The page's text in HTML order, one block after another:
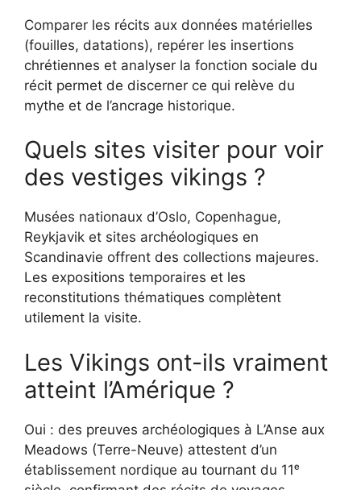
Comparer les récits aux données matérielles
(fouilles, datations), repérer les insertions
chrétiennes et analyser la fonction sociale du
récit permet de discerner ce qui relève du
mythe et de l’ancrage historique.
Quels sites visiter pour voir
des vestiges vikings ?
Musées nationaux d’Oslo, Copenhague,
Reykjavik et sites archéologiques en
Scandinavie offrent des collections majeures.
Les expositions temporaires et les
reconstitutions thématiques complètent
utilement la visite.
Les Vikings ont-ils vraiment
atteint l’Amérique ?
Oui : des preuves archéologiques à L’Anse aux
Meadows (Terre-Neuve) attestent d’un
établissement nordique au tournant du 11ᵉ